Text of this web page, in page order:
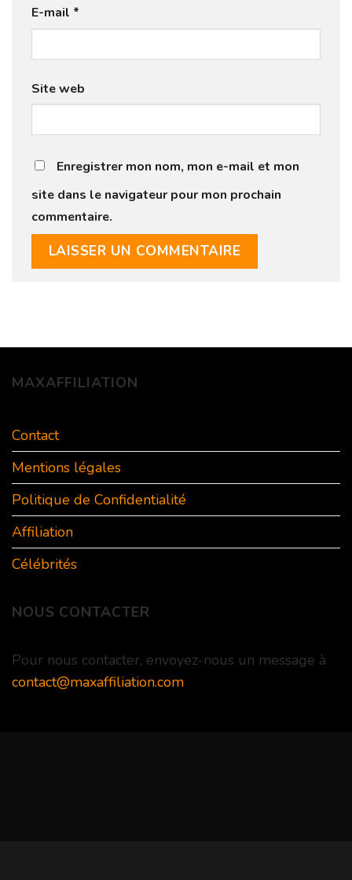
E-mail *
Site web
Enregistrer mon nom, mon e-mail et mon
site dans le navigateur pour mon prochain
commentaire.
MAXAFFILIATION
Contact
Mentions légales
Politique de Confidentialité
Affiliation
Célébrités
NOUS CONTACTER
Pour nous contacter, envoyez-nous un message à
contact@maxaffiliation.com